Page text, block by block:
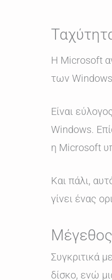
Η Microsoft
των
Είναι
Windows.
η Microsoft
Και πάλι,
γίνει ένας
Μέγεθος
Συγκριτικά
δίσκο, ενώ